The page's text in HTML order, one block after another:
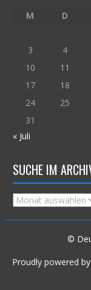
M D
3
4
10
11
17
18
24
25
31
« Juli
SUCHE IM
Suche
©
Proudly powered